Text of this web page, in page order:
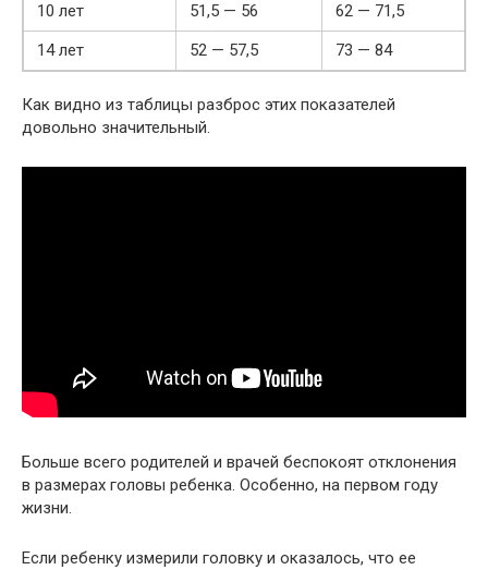
10 лет
51,5 — 56
62 — 71,5
14 лет
52 — 57,5 73 — 84
Как видно из таблицы разброс этих показателей
довольно значительный.
Больше всего родителей и врачей беспокоят отклонения
в размерах головы ребенка. Особенно, на первом году
жизни.
Если ребенку измерили головку и оказалось, что ее